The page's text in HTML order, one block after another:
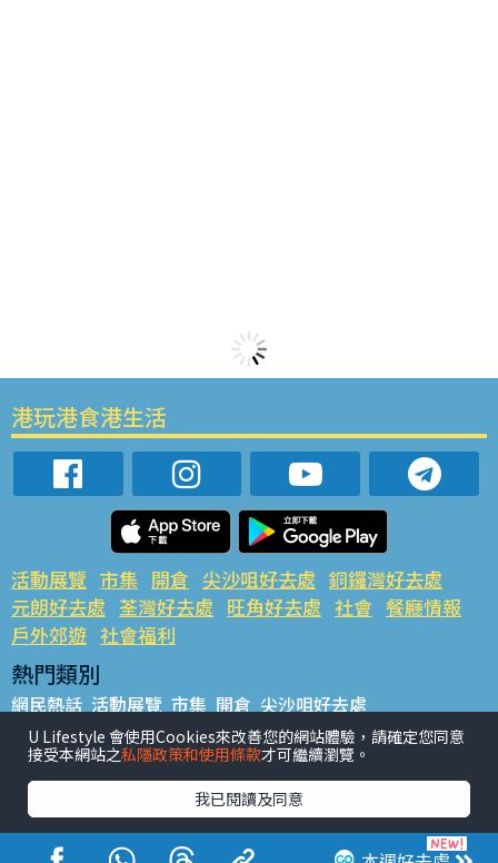
港玩港食港生活
活動展覽 市集 開倉 尖沙咀好去處 銅鑼灣好去處
元朗好去處 荃灣好去處 旺角好去處 社會 餐廳情報
戶外郊遊 社會福利
熱門類別
網民熱話 活動展覽 市集 開倉 尖沙咀好去處
銅鑼灣好去處 元朗好去處 荃灣好去處 旺角好去處 社會
餐廳情報 戶外郊遊
熱門標籤
#UGO搵好去處 #人氣活動推介 #美食社群熱話
#親子玩樂好去處
#ULifestyle應用程式 #限時搶
U Lifestyle 會使用Cookies來改善您的網站體驗，請確定您同意
接受本網站之私隱政策和使用條款才可繼續瀏覽。
我已閱讀及同意